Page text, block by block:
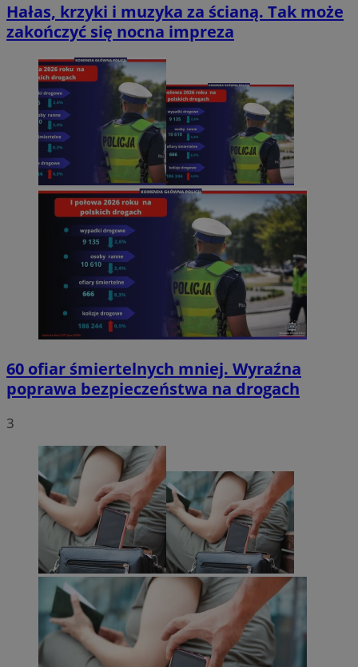
Hałas, krzyki i muzyka za ścianą. Tak może
zakończyć się nocna impreza
60 ofiar śmiertelnych mniej. Wyraźna
poprawa bezpieczeństwa na drogach
3